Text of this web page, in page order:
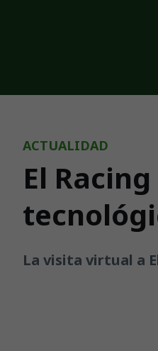
Skip to main content
ACTUALIDAD
El
La visita virtual a